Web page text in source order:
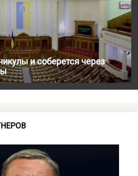
и соберется через